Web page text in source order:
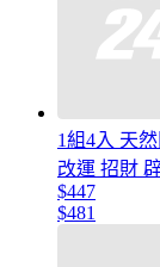
1組4入 天
改運 招財
$447
$481